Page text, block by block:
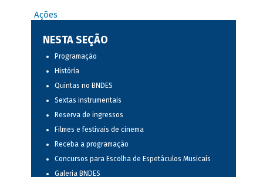
Ações
NESTA SEÇÃO
Programação
História
Quintas no BNDES
Sextas instrumentais
Reserva de ingressos
Filmes e festivais de cinema
Receba a programação
Concursos para Escolha de Espetáculos Musicais
Galeria BNDES